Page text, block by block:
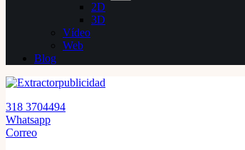
2D
3D
Vídeo
Web
Blog
318 3704494
Whatsapp
Correo